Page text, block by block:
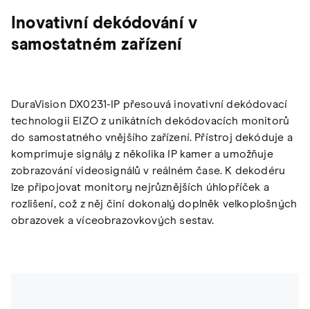
Inovativní dekódování v
samostatném zařízení
DuraVision DX0231-IP přesouvá inovativní dekódovací
technologii EIZO z unikátních dekódovacích monitorů
do samostatného vnějšího zařízení. Přístroj dekóduje a
komprimuje signály z několika IP kamer a umožňuje
zobrazování videosignálů v reálném čase. K dekodéru
lze připojovat monitory nejrůznějších úhlopříček a
rozlišení, což z něj činí dokonalý doplněk velkoplošných
obrazovek a víceobrazovkových sestav.